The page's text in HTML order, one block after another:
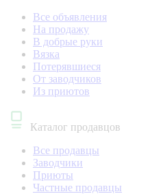
Все объявления
На продажу
В добрые руки
Вязка
Потерявшиеся
От заводчиков
Из приютов
Каталог продавцов
Все продавцы
Заводчики
Приюты
Частные продавцы